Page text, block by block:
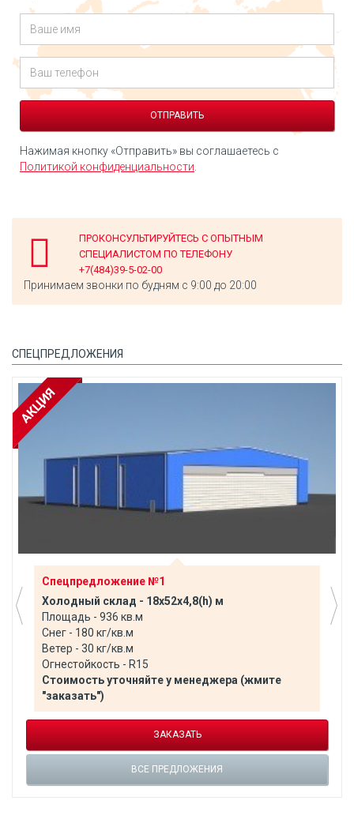
Нажимая кнопку «Отправить» вы соглашаетесь с
Политикой конфиденциальности
ПРОКОНСУЛЬТИРУЙТЕСЬ С ОПЫТНЫМ
СПЕЦИАЛИСТОМ ПО ТЕЛЕФОНУ
+7(484)39-5-02-00
Принимаем звонки по будням с 9:00 до 20:00
СПЕЦПРЕДЛОЖЕНИЯ
Спецпредложение №1
Холодный склад - 18х52х4,8(h) м
Площадь - 936 кв.м
Снег - 180 кг/кв.м
Ветер - 30 кг/кв.м
Огнестойкость - R15
Стоимость уточняйте у менеджера (жмите
"заказать")
ЗАКАЗАТЬ
ВСЕ ПРЕДЛОЖЕНИЯ